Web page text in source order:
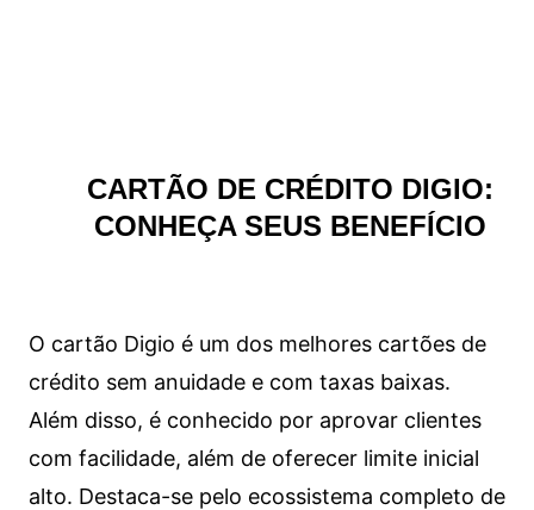
CARTÃO DE CRÉDITO DIGIO:
CONHEÇA SEUS BENEFÍCIO
O cartão Digio é um dos melhores cartões de
crédito sem anuidade e com taxas baixas.
Além disso, é conhecido por aprovar clientes
com facilidade, além de oferecer limite inicial
alto. Destaca-se pelo ecossistema completo de